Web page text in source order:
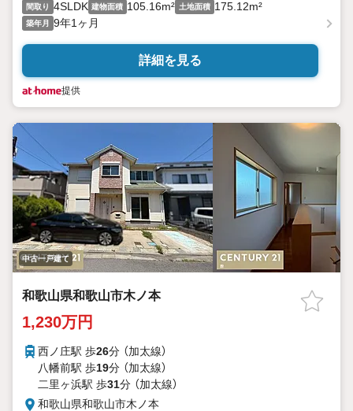
間取り 4SLDK 建物面積 105.16m² 土地面積 175.12m²
築年月 9年1ヶ月
詳細を見る
提供
中古一戸建て
和歌山県和歌山市木ノ本
1,230万円
西ノ庄駅 歩26分 （加太線）
八幡前駅 歩19分 （加太線）
二里ヶ浜駅 歩31分 （加太線）
和歌山県和歌山市木ノ本